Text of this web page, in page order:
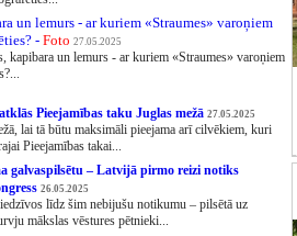
un lemurs - ar kuriem «Straumes» varoņiem
- Foto 27.05.2025
kapibara un lemurs - ar kuriem «Straumes» varoņiem
Pieejamības taku Juglas mežā 27.05.2025
lai tā būtu maksimāli pieejama arī cilvēkiem, kuri
Pieejamības takai...
galvaspilsētu – Latvijā pirmo reizi notiks
26.05.2025
līdz šim nebijušu notikumu – pilsētā uz
mākslas vēstures pētnieki...